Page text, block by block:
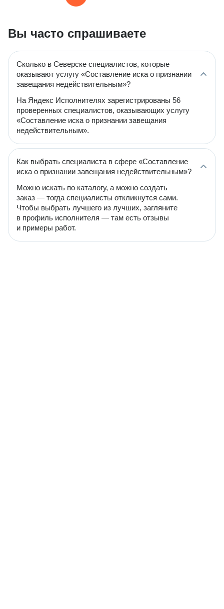
Вы часто спрашиваете
Сколько в Северске специалистов, которые
оказывают услугу «Составление иска о признании
завещания недействительным»?
На Яндекс Исполнителях зарегистрированы 56
проверенных специалистов, оказывающих услугу
«Составление иска о признании завещания
недействительным».
Как выбрать специалиста в сфере «Составление
иска о признании завещания недействительным»?
Можно искать по каталогу, а можно создать
заказ — тогда специалисты откликнутся сами.
Чтобы выбрать лучшего из лучших, загляните
в профиль исполнителя — там есть отзывы
и примеры работ.